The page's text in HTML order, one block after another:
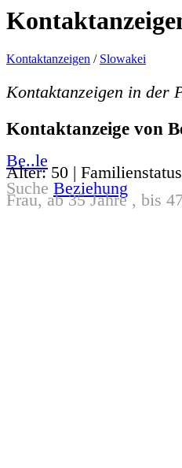
Kontaktanzeigen / Slowakei
Kontaktanzeigen in der
Kontaktanzeige von
Be..le
Alter: 50 |
Suche Beziehung
Frau, ab 35 Jahre , bis